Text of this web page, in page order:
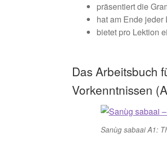
präsentiert die
hat am Ende
bietet pro Lektion
Das Arbeitsbuch
Vorkenntnissen
Sanùg sabaai A1: